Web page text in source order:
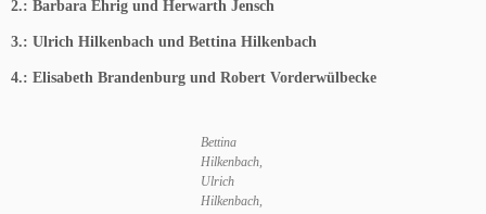
2.: Barbara Ehrig und Herwarth Jensch
3.: Ulrich Hilkenbach und Bettina Hilkenbach
4.: Elisabeth Brandenburg und Robert Vorderwülbecke
Bettina
Hilkenbach,
Ulrich
Hilkenbach,